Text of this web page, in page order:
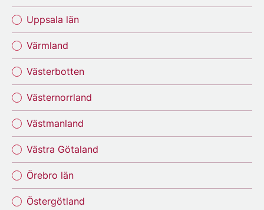
Uppsala län
Värmland
Västerbotten
Västernorrland
Västmanland
Västra Götaland
Örebro län
Östergötland